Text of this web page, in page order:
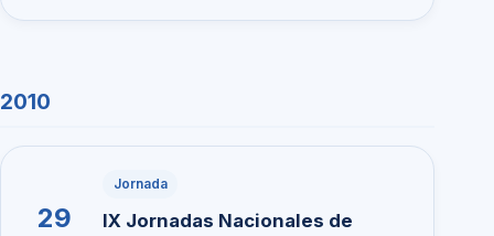
2010
29
Jornada
IX Jornadas Nacionales de